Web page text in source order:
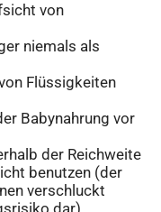
von
niemals als
Flüssigkeiten
Babynahrung vor
der Reichweite
benutzen (der
verschluckt